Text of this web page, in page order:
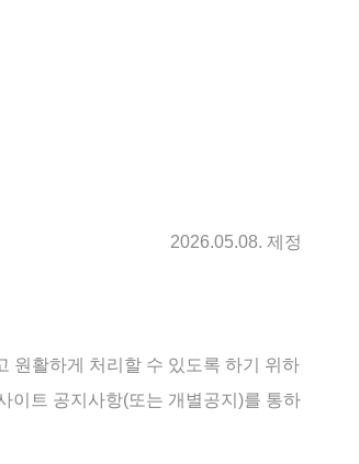
2026.05.08. 제정
원활하게 처리할 수 있도록 하기 위하
이트 공지사항(또는 개별공지)를 통하